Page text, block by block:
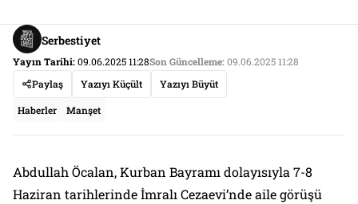
Serbestiyet
Yayın Tarihi:09.06.2025 11:28Son Güncelleme:09.06.2025 11:28
Paylaş
Yazıyı Küçült Yazıyı Büyüt
Haberler Manşet
Abdullah Öcalan, Kurban Bayramı dolayısıyla 7-8
Haziran tarihlerinde İmralı Cezaevi’nde aile görüşü